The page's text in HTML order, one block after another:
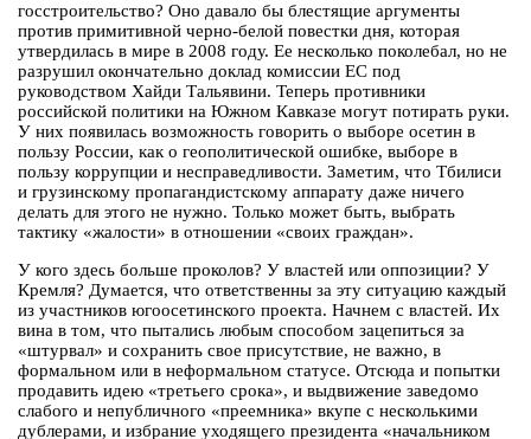
госстроительство? Оно давало бы блестящие аргументы
против примитивной черно-белой повестки дня, которая
утвердилась в мире в 2008 году. Ее несколько поколебал, но не
разрушил окончательно доклад комиссии ЕС под
руководством Хайди Тальявини. Теперь противники
российской политики на Южном Кавказе могут потирать руки.
У них появилась возможность говорить о выборе осетин в
пользу России, как о геополитической ошибке, выборе в
пользу коррупции и несправедливости. Заметим, что Тбилиси
и грузинскому пропагандистскому аппарату даже ничего
делать для этого не нужно. Только может быть, выбрать
тактику «жалости» в отношении «своих граждан».
У кого здесь больше проколов? У властей или оппозиции? У
Кремля? Думается, что ответственны за эту ситуацию каждый
из участников югоосетинского проекта. Начнем с властей. Их
вина в том, что пытались любым способом зацепиться за
«штурвал» и сохранить свое присутствие, не важно, в
формальном или в неформальном статусе. Отсюда и попытки
продавить идею «третьего срока», и выдвижение заведомо
слабого и непубличного «преемника» вкупе с несколькими
дублерами, и избрание уходящего президента «начальником